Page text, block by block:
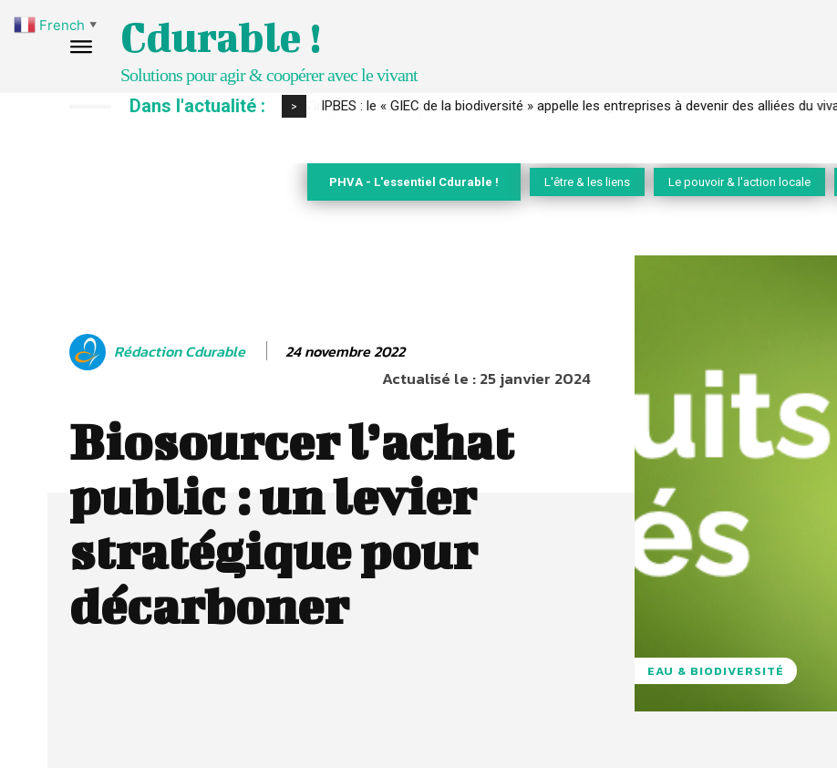
Cdurable !
Solutions pour agir & coopérer avec le vivant
Dans l'actualité : > IPBES : le « GIEC de la biodiversité » appelle les entreprises à devenir des alliées du
PHVA - L'essentiel Cdurable ! L'être & les liens Le pouvoir & l'action locale
Rédaction Cdurable 24 novembre 2022
Actualisé le :25 janvier 2024
Biosourcer l’achat
public : un levier
stratégique pour
décarboner
EAU & BIODIVERSITÉ
French ▼